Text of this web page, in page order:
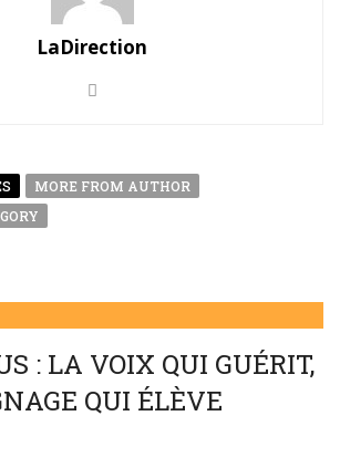
LaDirection
MORE FROM AUTHOR
: LA VOIX QUI GUÉRIT,
QUI ÉLÈVE